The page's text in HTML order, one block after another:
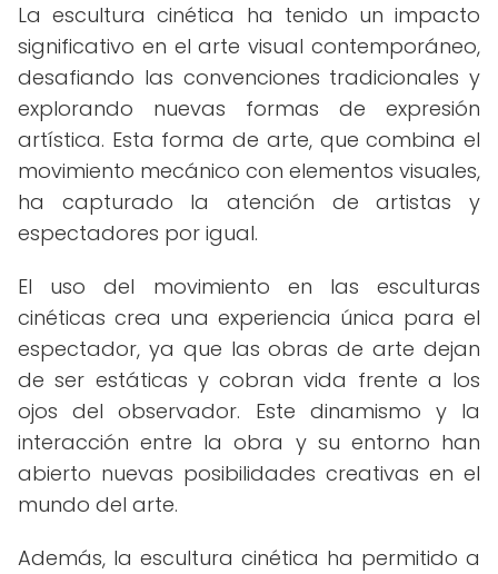
La escultura cinética ha tenido un impacto
significativo en el arte visual contemporáneo,
desafiando las convenciones tradicionales y
explorando nuevas formas de expresión
artística. Esta forma de arte, que combina el
movimiento mecánico con elementos visuales,
ha capturado la atención de artistas y
espectadores por igual.
El uso del movimiento en las esculturas
cinéticas crea una experiencia única para el
espectador, ya que las obras de arte dejan
de ser estáticas y cobran vida frente a los
ojos del observador. Este dinamismo y la
interacción entre la obra y su entorno han
abierto nuevas posibilidades creativas en el
mundo del arte.
Además, la escultura cinética ha permitido a